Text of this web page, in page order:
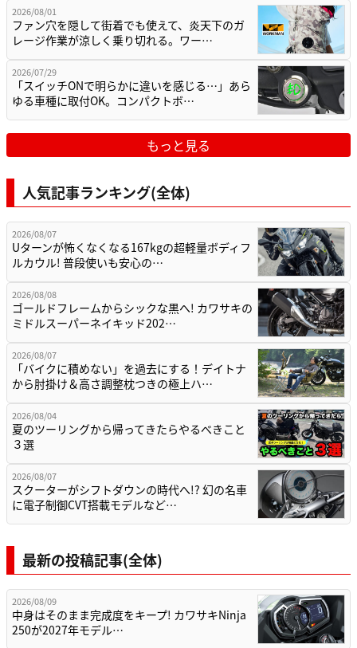
2026/08/01
ファン穴を隠して街着でも使えて、炎天下のガ
レージ作業が涼しく乗り切れる。ワー…
2026/07/29
「スイッチONで明らかに違いを感じる…」あら
ゆる車種に取付OK。コンパクトボ…
もっと見る
人気記事ランキング(全体)
2026/08/07
Uターンが怖くなくなる167kgの超軽量ボディフ
ルカウル! 普段使いも安心の…
2026/08/08
ゴールドフレームからシックな黒へ! カワサキの
ミドルスーパーネイキッド202…
2026/08/07
「バイクに積めない」を過去にする！デイトナ
から肘掛け＆高さ調整枕つきの極上ハ…
2026/08/04
夏のツーリングから帰ってきたらやるべきこと
３選
2026/08/07
スクーターがシフトダウンの時代へ!? 幻の名車
に電子制御CVT搭載モデルなど…
最新の投稿記事(全体)
2026/08/09
中身はそのまま完成度をキープ! カワサキNinja
250が2027年モデル…